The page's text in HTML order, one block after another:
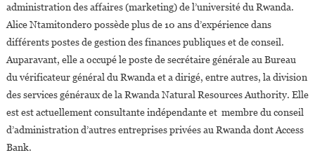
administration des affaires (marketing) de l’université du Rwanda.
Alice Ntamitondero possède plus de 10 ans d’expérience dans
différents postes de gestion des finances publiques et de conseil.
Auparavant, elle a occupé le poste de secrétaire générale au Bureau
du vérificateur général du Rwanda et a dirigé, entre autres, la division
des services généraux de la Rwanda Natural Resources Authority. Elle
est est actuellement consultante indépendante et membre du conseil
d’administration d’autres entreprises privées au Rwanda dont Access
Bank.